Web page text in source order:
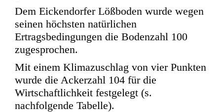
Dem Eickendorfer Lößboden wurde wegen
seinen höchsten natürlichen
Ertragsbedingungen die Bodenzahl 100
zugesprochen.
Mit einem Klimazuschlag von vier Punkten
wurde die Ackerzahl 104 für die
Wirtschaftlichkeit festgelegt (s.
nachfolgende Tabelle).